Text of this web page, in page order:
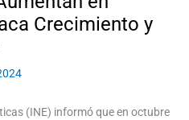
Crecimiento y
(INE) informó que en octubre